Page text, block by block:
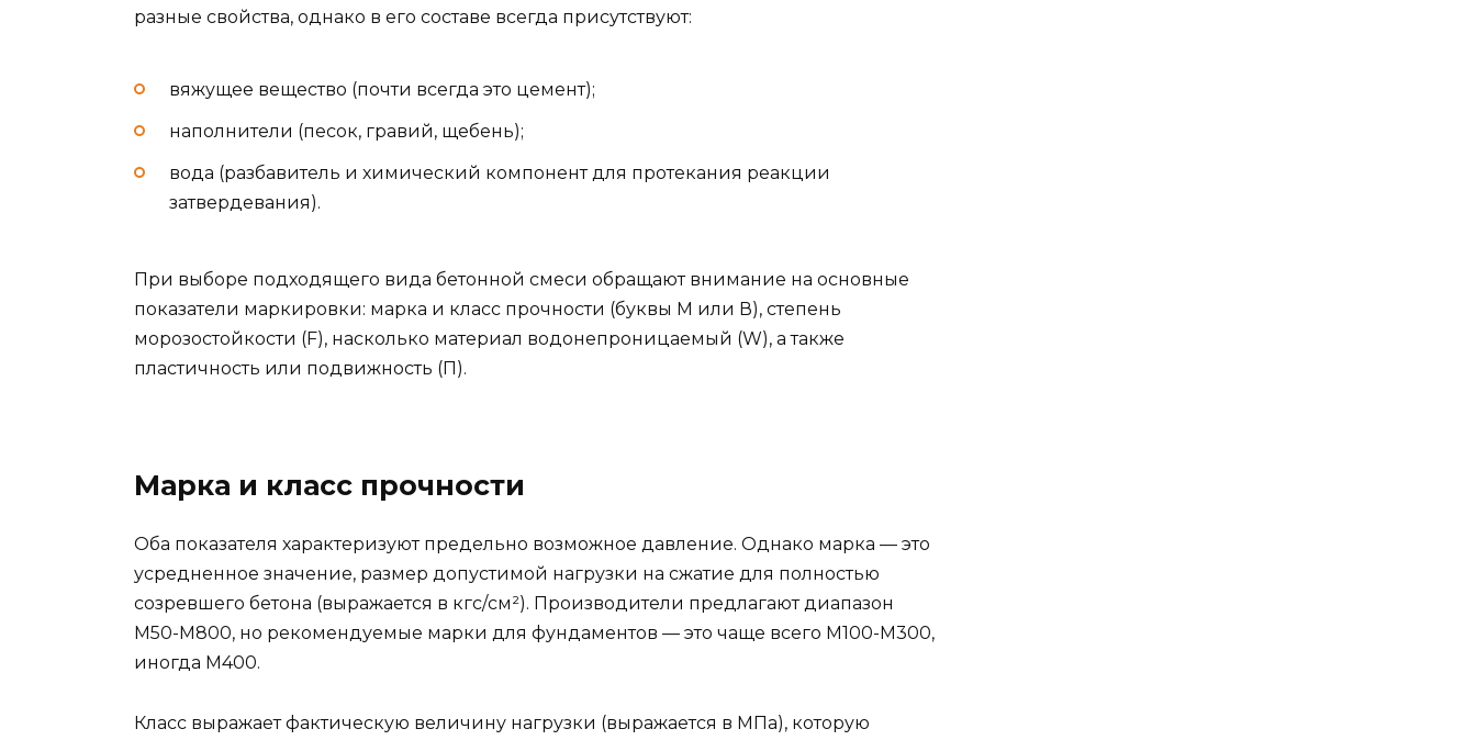
разные свойства, однако в его составе всегда присутствуют:
вяжущее вещество (почти всегда это цемент);
наполнители (песок, гравий, щебень);
вода (разбавитель и химический компонент для протекания реакции
затвердевания).
При выборе подходящего вида бетонной смеси обращают внимание на основные
показатели маркировки: марка и класс прочности (буквы М или В), степень
морозостойкости (F), насколько материал водонепроницаемый (W), а также
пластичность или подвижность (П).
Марка и класс прочности
Оба показателя характеризуют предельно возможное давление. Однако марка — это
усредненное значение, размер допустимой нагрузки на сжатие для полностью
созревшего бетона (выражается в кгс/см²). Производители предлагают диапазон
М50-М800, но рекомендуемые марки для фундаментов — это чаще всего М100-М300,
иногда М400.
Класс выражает фактическую величину нагрузки (выражается в МПа), которую